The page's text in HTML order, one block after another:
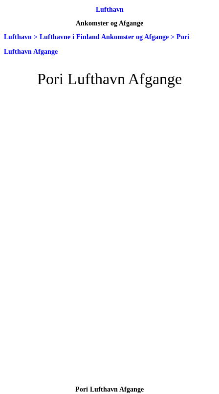
Lufthavn
Ankomster og Afgange
Lufthavn > Lufthavne i Finland Ankomster og Afgange > Pori
Lufthavn Afgange
Pori Lufthavn Afgange
Pori Lufthavn Afgange